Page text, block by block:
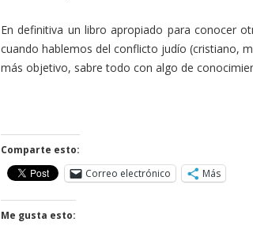
En definitiva un libro apropiado para conocer
cuando hablemos del conflicto judío (cristiano,
más objetivo, sabre todo con algo de
Comparte esto:
Correo electrónico
Más
Me gusta esto: